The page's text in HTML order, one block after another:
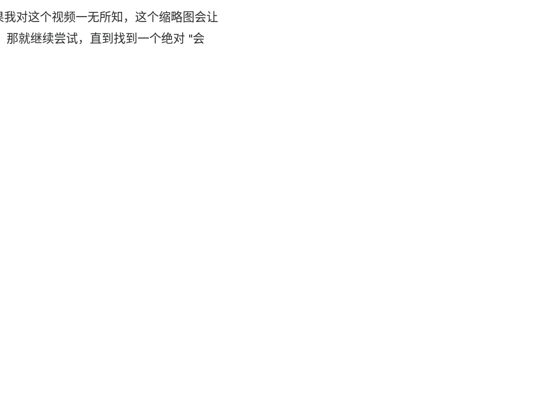
对这个视频一无所知，这个缩略图会让
那就继续尝试，直到找到一个绝对 "会